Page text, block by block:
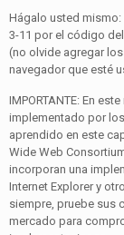
Hágalo usted
3-11 por el código
(no olvide agregar
navegador que esté
IMPORTANTE: En
implementado por
aprendido en este
Wide Web
incorporan una
Internet Explorer y
siempre, pruebe sus
mercado para